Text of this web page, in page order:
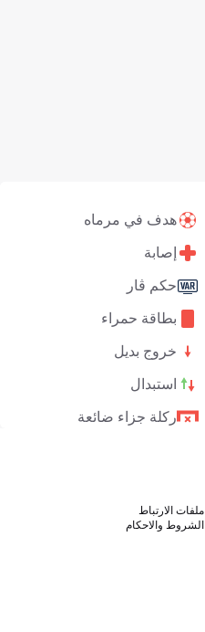
هدف في مرماه
إصابة
حكم ڤار
بطاقة حمراء
خروج بديل
استبدال
ركلة جزاء ضائعة
ملفات الارتباط
الشروط والاحكام